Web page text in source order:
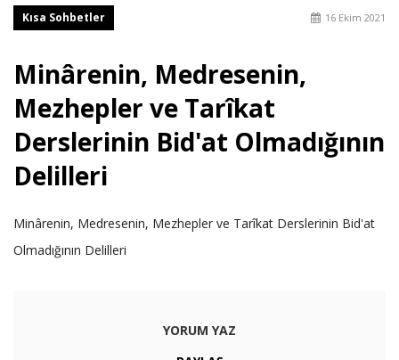
Kısa Sohbetler 16 Ekim 2021
Minârenin, Medresenin,
Mezhepler ve Tarîkat
Derslerinin Bid'at Olmadığının
Delilleri
Minârenin, Medresenin, Mezhepler ve Tarîkat Derslerinin Bid'at
Olmadığının Delilleri
YORUM YAZ